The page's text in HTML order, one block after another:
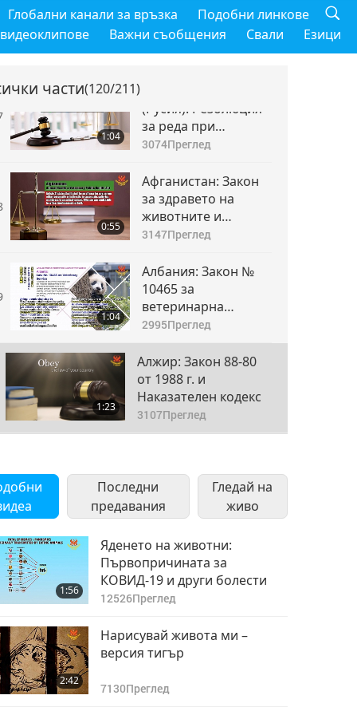
Глобални канали за връзка
Подобни линкове
Важни съобщения Свали Езици
части(120/211)
предотвратяване
жестокостта към
животните
3142Преглед
1:04
(Русия): Резолюция
за реда при
хващане и защита
животни (2015 г.)
3074Преглед
0:55
Афганистан: Закон
за здравето на
животните и
обществена
помощ
3147Преглед
1:04
Албания: Закон №
10465 за
ветеринарна
помощ
2995Преглед
1:23
Алжир: Закон 88-80
от 1988 г. и
Наказателен кодекс
3107Преглед
територията на
Алтай от 6 декември
2017 г., № 96-3С
3099
0:43
Американска Самоа:
Кодекс на
Американска Самоа,
анотиран
3425Преглед
Антигуа и Барбуда:
Закон за здравето
г.
3035Преглед
Последни
предавания
Гледай на
живо
1:56
Яденето на животни:
Първопричината за
КОВИД-19 и други болести
12526Преглед
2:42
Нарисувай живота ми –
версия тигър
7130Преглед